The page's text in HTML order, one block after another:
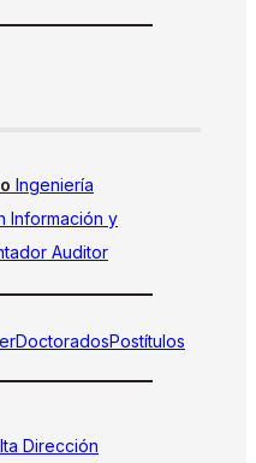
Ingeniería
Información y
Auditor
DoctoradosPostítulos
Dirección